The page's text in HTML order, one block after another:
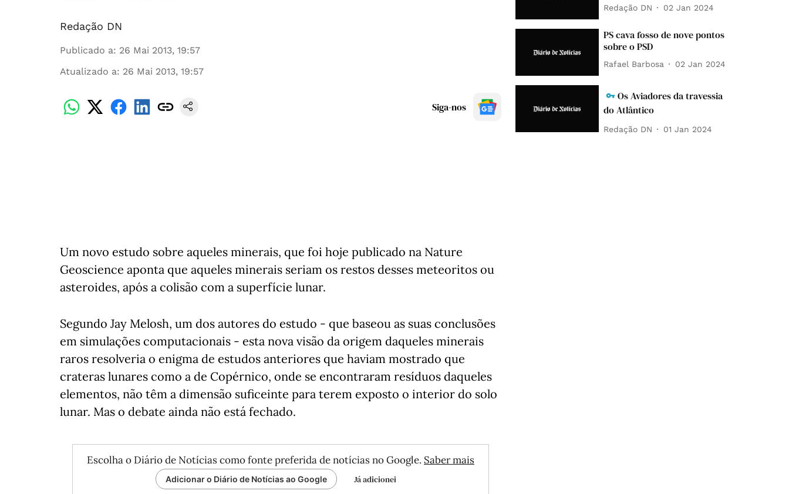
Redação DN
Publicado a: 26 Mai 2013, 19:57
Atualizado a: 26 Mai 2013, 19:57
Siga-nos
Um novo estudo sobre aqueles minerais, que foi hoje publicado na Nature
Geoscience aponta que aqueles minerais seriam os restos desses meteoritos ou
asteroides, após a colisão com a superfície lunar.
Segundo Jay Melosh, um dos autores do estudo - que baseou as suas conclusões
em simulações computacionais - esta nova visão da origem daqueles minerais
raros resolveria o enigma de estudos anteriores que haviam mostrado que
crateras lunares como a de Copérnico, onde se encontraram resíduos daqueles
elementos, não têm a dimensão suficeinte para terem exposto o interior do solo
lunar. Mas o debate ainda não está fechado.
Escolha o Diário de Notícias como fonte preferida de notícias no Google. Saber mais
Adicionar o Diário de Notícias ao Google Já adicionei
Redação DN 02 Jan 2024
PS cava fosso de nove pontos
sobre o PSD
Rafael Barbosa 02 Jan 2024
Os Aviadores da travessia
do Atlântico
Redação DN 01 Jan 2024